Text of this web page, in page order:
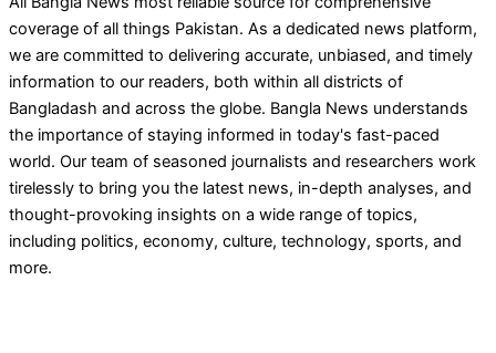
coverage of all things Pakistan. As a dedicated news platform,
we are committed to delivering accurate, unbiased, and timely
information to our readers, both within all districts of
Bangladash and across the globe. Bangla News understands
the importance of staying informed in today's fast-paced
world. Our team of seasoned journalists and researchers work
tirelessly to bring you the latest news, in-depth analyses, and
thought-provoking insights on a wide range of topics,
including politics, economy, culture, technology, sports, and
more.